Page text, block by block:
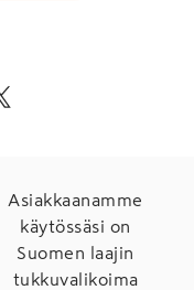
Asiakkaanamme
käytössäsi on
Suomen laajin
tukkuvalikoima